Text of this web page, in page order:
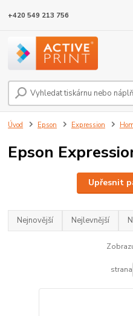
+420 549 213 756
Úvod Epson Expression
Epson
Upřesnit
Nejnovější Nejlevnější
strana